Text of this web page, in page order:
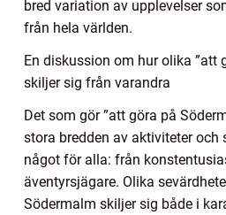
bred variation av upplevelser
från hela världen.
En diskussion om hur olika ”att
skiljer sig från varandra
Det som gör ”att göra på
stora bredden av aktiviteter och
något för alla: från
äventyrsjägare. Olika
Södermalm skiljer sig både i